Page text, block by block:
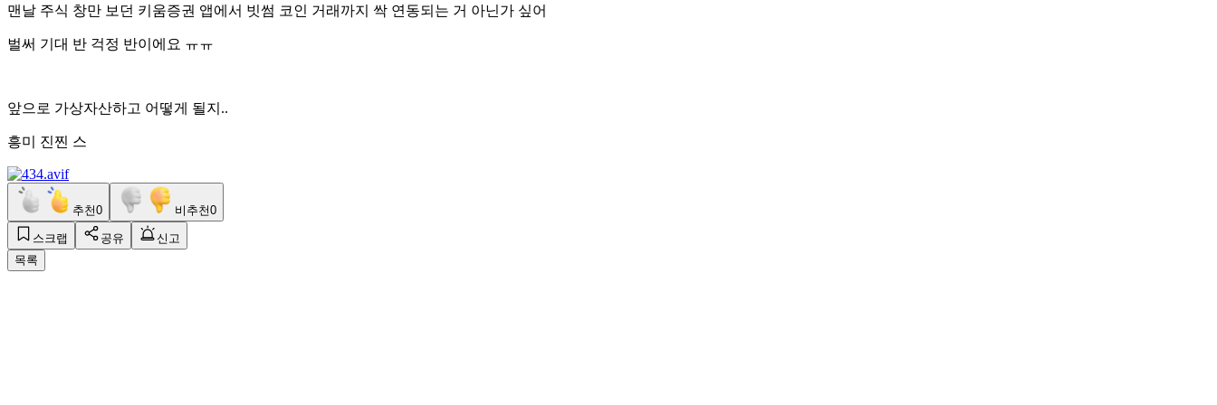
맨날 주식 창만 보던 키움증권 앱에서 빗썸 코인 거래까지 싹 연동되는 거 아닌가 싶어
벌써 기대 반 걱정 반이에요 ㅠㅠ
앞으로 가상자산하고 어떻게 될지..
흥미 진찐 스
추천0 비추천0
스크랩 공유
신고
목록